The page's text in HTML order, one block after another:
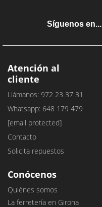
Síguenos en...
Atención al
cliente
Llámanos: 972 23 37 31
Whatsapp: 648 179 479
[email protected]
Contacto
Solicita repuestos
Conócenos
Quiénes somos
La ferretería en Girona